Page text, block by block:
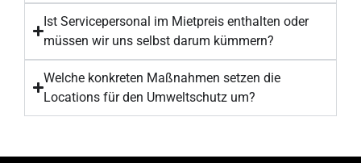
Ist Servicepersonal im Mietpreis enthalten oder
müssen wir uns selbst darum kümmern?
Welche konkreten Maßnahmen setzen die
Locations für den Umweltschutz um?